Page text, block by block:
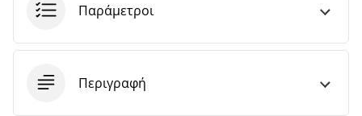
Παράμετροι
Περιγραφή